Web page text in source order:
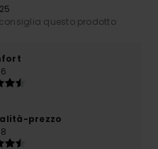
questo prodotto
prezzo